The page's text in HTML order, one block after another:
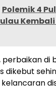
Polemik 4
perbaikan
dikebut